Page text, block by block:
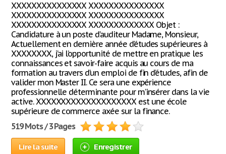
XXXXXXXXXXXXXXX XXXXXXXXXXXXXXX
XXXXXXXXXXXXXXX XXXXXXXXXXXXXXX
XXXXXXXXXXXXXXX XXXXXXXXXXXXX Objet :
Candidature à un poste d’auditeur Madame, Monsieur,
Actuellement en dernière année d’études supérieures à
XXXXXXXX, j’ai l’opportunité de mettre en pratique les
connaissances et savoir-faire acquis au cours de ma
formation au travers d’un emploi de fin d’études, afin de
valider mon Master II. Ce sera une expérience
professionnelle déterminante pour m’insérer dans la vie
active. XXXXXXXXXXXXXXXXXXXX est une école
supérieure de commerce axée sur la finance.
519 Mots / 3 Pages
Lire la suite Enregistrer